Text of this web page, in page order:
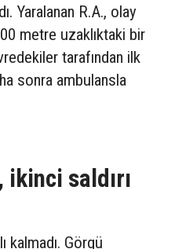
Yaralanan R.A., olay
metre uzaklıktaki bir
tarafından ilk
sonra ambulansla
ikinci saldırı
kalmadı. Görgü